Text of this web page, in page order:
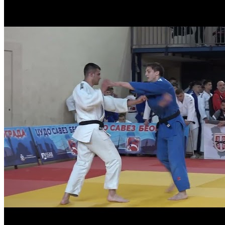
Регионално Београд ЈУНИОРИ
Ивана Дубљевиц - Теодора Бановачки 0:1 -48кг ГРУПА
Регионално Београд ЈУНИОРИ
Вукашин Радојковић - Марко Јовановић 0:1 -90кг БРОНЗА
Регионално Београд ЈУНИОРИ